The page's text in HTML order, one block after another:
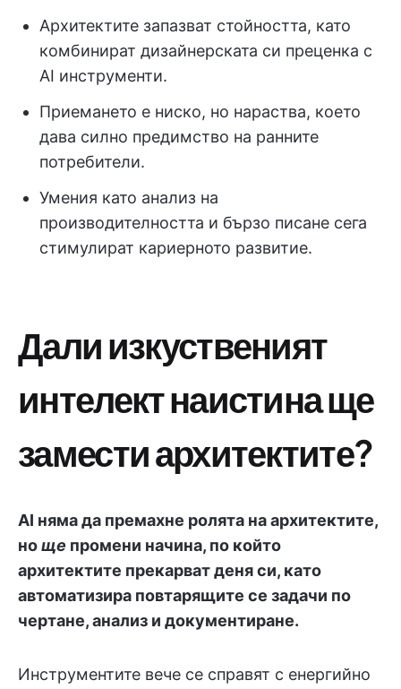
Архитектите запазват стойността, като
комбинират дизайнерската си преценка с
AI инструменти.
Приемането е ниско, но нараства, което
дава силно предимство на ранните
потребители.
Умения като анализ на
производителността и бързо писане сега
стимулират кариерното развитие.
Дали изкуственият
интелект наистина ще
замести архитектите?
AI няма да премахне ролята на архитектите,
ноще промени начина, по който
архитектите прекарват деня си, като
автоматизира повтарящите се задачи по
чертане, анализ и документиране.
Инструментите вече се справят с енергийно